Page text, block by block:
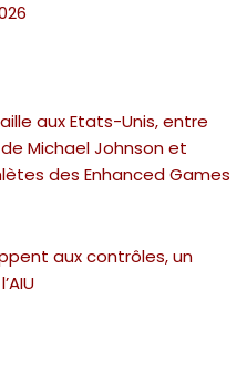
aux Etats-Unis, entre
Michael Johnson et
des Enhanced Games
aux contrôles, un